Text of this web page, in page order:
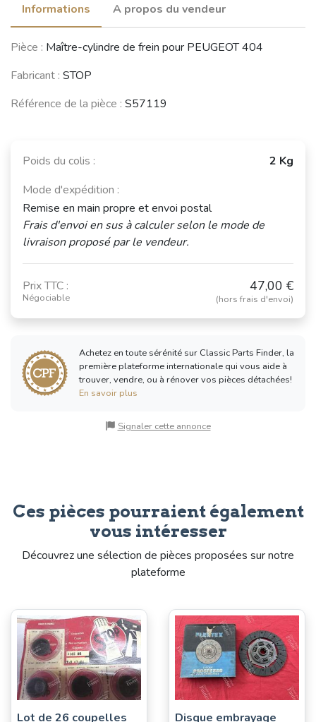
Informations A propos du vendeur
Pièce : Maître-cylindre de frein pour PEUGEOT 404
Fabricant : STOP
Référence de la pièce : S57119
Poids du colis :
2 Kg
Mode d'expédition :
Remise en main propre et envoi postal
Frais d'envoi en sus à calculer selon le mode de
livraison proposé par le vendeur.
Prix TTC :
Négociable
47,00 €
(hors frais d'envoi)
Achetez en toute sérénité sur Classic Parts Finder, la
première plateforme internationale qui vous aide à
trouver, vendre, ou à rénover vos pièces détachées!
En savoir plus
Signaler cette annonce
Ces pièces pourraient également
vous intéresser
Découvrez une sélection de pièces proposées sur notre
plateforme
Lot de 26 coupelles Disque embrayage